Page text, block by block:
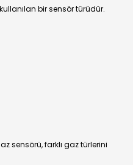
bir sensör türüdür.
sensörü, farklı gaz türlerini